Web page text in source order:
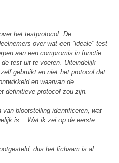
het testprotocol. De
over wat een "ideale" test
aan een compromis in functie
test uit te voeren. Uiteindelijk
gebruikt en niet het protocol dat
en waarvan de
definitieve protocol zou zijn.
blootstelling identificeren, wat
is... Wat ik zei op de eerste
dus het lichaam is al